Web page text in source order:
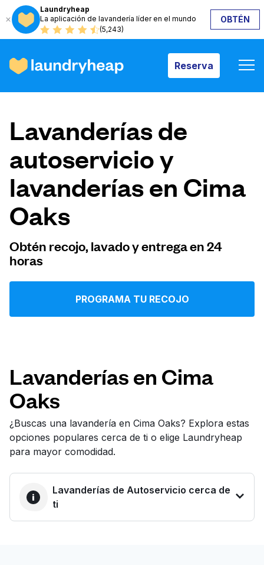
Laundryheap
La aplicación de lavandería líder en el mundo
(5,243)
OBTÉN
Reserva
Reserva
Cómo funciona
Precios y servicios
Quiénes somos
Iniciar sesión
Síguenos en
Lavanderías de
autoservicio y
lavanderías en Cima
Oaks
Obtén recojo, lavado y entrega en 24
horas
PROGRAMA TU RECOJO
Lavanderías en Cima
Oaks
¿Buscas una lavandería en Cima Oaks? Explora estas
opciones populares cerca de ti o elige Laundryheap
para mayor comodidad.
Lavanderías de Autoservicio cerca de
ti